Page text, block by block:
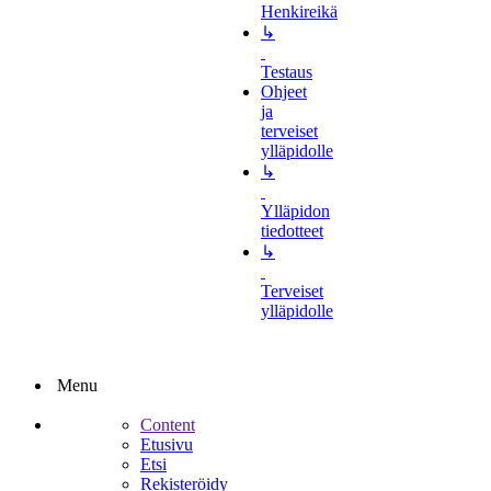
Henkireikä
↳
Testaus
Ohjeet
ja
terveiset
ylläpidolle
↳
Ylläpidon
tiedotteet
↳
Terveiset
ylläpidolle
Menu
Content
Etusivu
Etsi
Rekisteröidy